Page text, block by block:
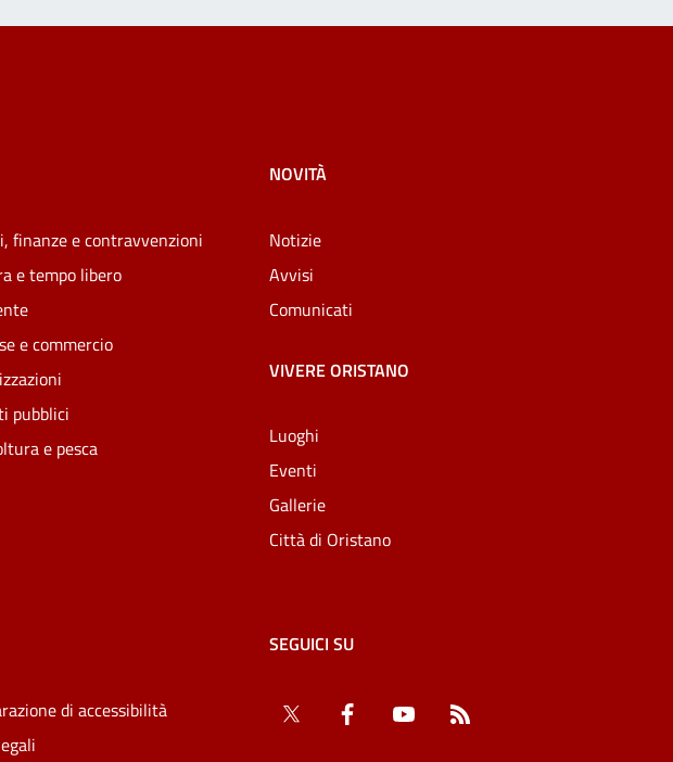
finanze e contravvenzioni
e tempo libero
e commercio
pubblici
e pesca
NOVITÀ
Notizie
Avvisi
Comunicati
VIVERE ORISTANO
Luoghi
Eventi
Gallerie
Città di Oristano
di accessibilità
SEGUICI SU
Twitter Facebook YouTube